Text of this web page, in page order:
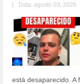
Data: agosto 03, 2026
está desaparecido. A